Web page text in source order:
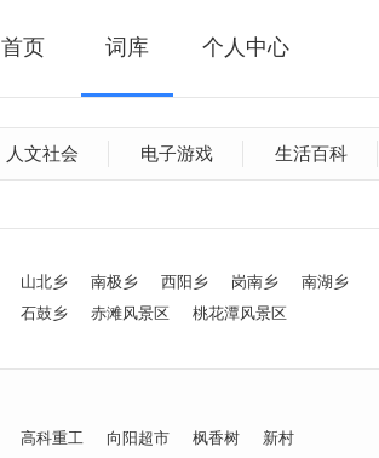
首页 词库 个人中心
人文社会 电子游戏 生活百科
山北乡 南极乡 西阳乡 岗南乡
南湖乡
石鼓乡 赤滩风景区 桃花潭风景区
高科重工 向阳超市 枫香树 新村